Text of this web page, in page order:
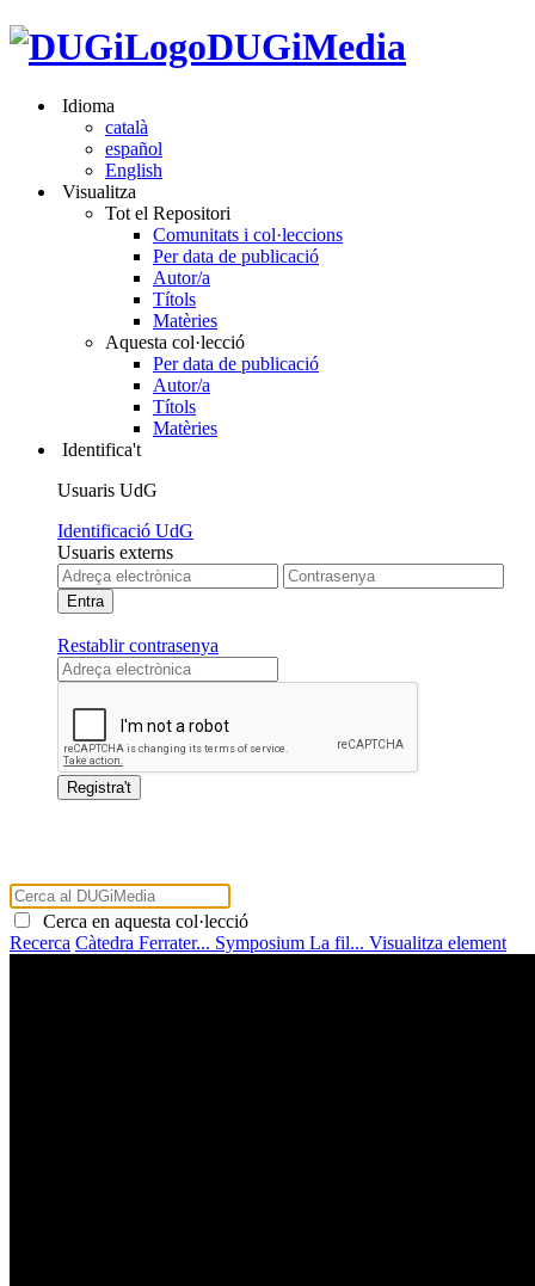
DUGiMedia
Idioma
català
español
English
Visualitza
Tot el Repositori
Comunitats i col·leccions
Per data de publicació
Autor/a
Títols
Matèries
Aquesta col·lecció
Per data de publicació
Autor/a
Títols
Matèries
Identifica't
Usuaris UdG
Identificació UdG
Usuaris externs
Restablir contrasenya
Cerca en aquesta col·lecció
Recerca Càtedra Ferrater... Symposium La fil... Visualitza element